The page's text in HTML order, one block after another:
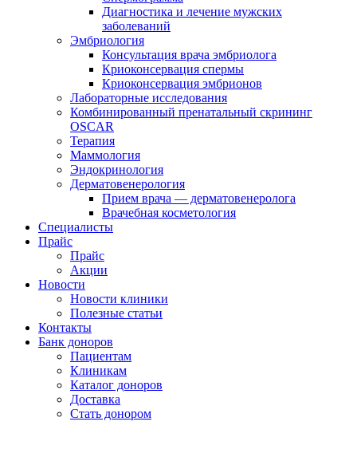
Диагностика и лечение мужских
заболеваний
Эмбриология
Консультация врача эмбриолога
Криоконсервация спермы
Криоконсервация эмбрионов
Лабораторные исследования
Комбинированный пренатальный скрининг
OSCAR
Терапия
Маммология
Эндокринология
Дерматовенерология
Прием врача — дерматовенеролога
Врачебная косметология
Специалисты
Прайс
Прайс
Акции
Новости
Новости клиники
Полезные статьи
Контакты
Банк доноров
Пациентам
Клиникам
Каталог доноров
Доставка
Стать донором